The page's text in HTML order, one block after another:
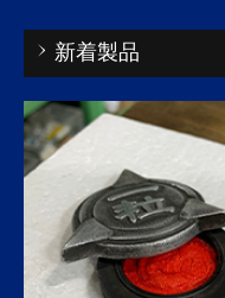
新着製品